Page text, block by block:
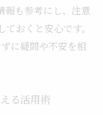
報も参考にし、注意
おくと安心です。
に疑問や不安を相
る活用術